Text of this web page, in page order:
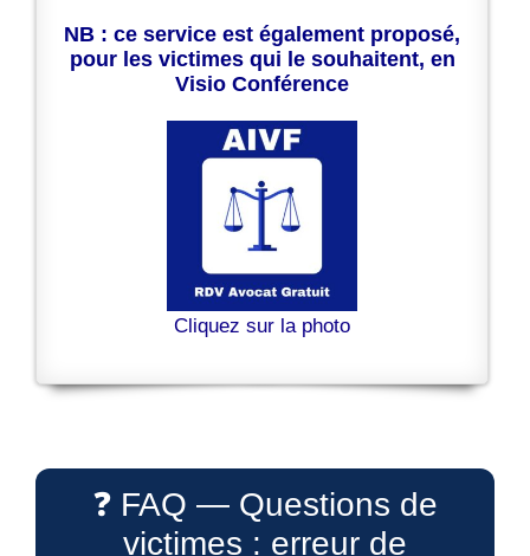
NB : ce service est également proposé,
pour les victimes qui le souhaitent, en
Visio Conférence
Cliquez sur la photo
❓ FAQ — Questions de
victimes : erreur de